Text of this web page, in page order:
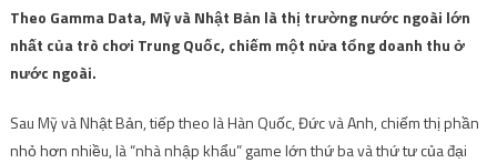
Theo Gamma Data, Mỹ và Nhật Bản là thị trường nước ngoài lớn
nhất của trò chơi Trung Quốc, chiếm một nửa tổng doanh thu ở
nước ngoài.
Sau Mỹ và Nhật Bản, tiếp theo là Hàn Quốc, Đức và Anh, chiếm thị phần
nhỏ hơn nhiều, là “nhà nhập khẩu” game lớn thứ ba và thứ tư của đại